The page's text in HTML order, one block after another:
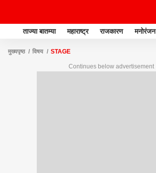
ताज्या बातम्या महाराष्ट्र राजकारण मनोरंजन
मुख्यपृष्ठ विषय STAGE
Continues below advertisement